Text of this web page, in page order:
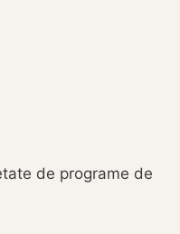
de programe de